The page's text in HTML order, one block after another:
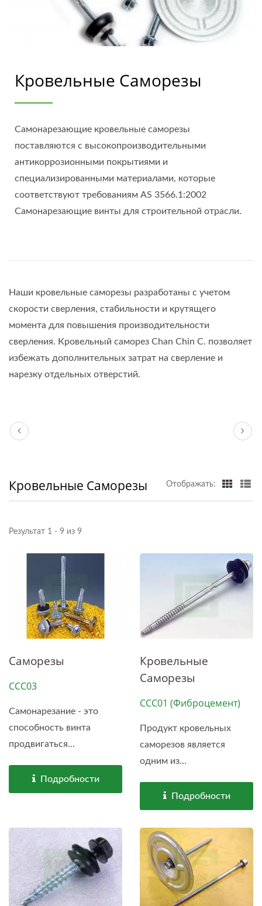
Кровельные Саморезы
Самонарезающие кровельные саморезы
поставляются с высокопроизводительными
антикоррозионными покрытиями и
специализированными материалами, которые
соответствуют требованиям AS 3566.1:2002
Самонарезающие винты для строительной отрасли.
Наши кровельные саморезы разработаны с учетом
скорости сверления, стабильности и крутящего
момента для повышения производительности
сверления. Кровельный саморез Chan Chin C. позволяет
избежать дополнительных затрат на сверление и
нарезку отдельных отверстий.
Кровельные Саморезы Отображать:
Результат 1 - 9 из 9
Саморезы
CCC03
Самонарезание - это
способность винта
продвигаться...
Подробности
Кровельные
Саморезы
CCC01 (Фиброцемент)
Продукт кровельных
саморезов является
одним из
Подробности